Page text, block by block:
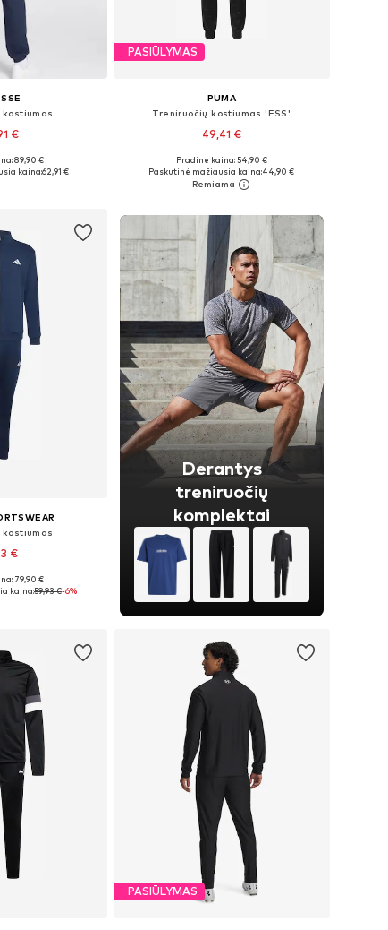
€
S, M, L, XL
89,90 €
kaina:62,91 €
PASIŪLYMAS
PUMA
Treniruočių kostiumas 'ESS'
49,41 €
Galimi dydžiai: S, M, L, XL, XXL
Į krepšelį
Pradinė kaina: 54,90 €
Paskutinė mažiausia kaina:44,90 €
€
S, M, L, XL
79,90 €
kaina:59,93 €-6%
Derantys
treniruočių
komplektai
PASIŪLYMAS